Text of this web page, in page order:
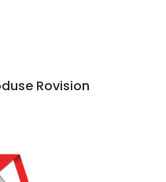
Rovision